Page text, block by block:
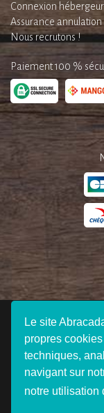
Le site
propres
techniques,
navigant sur
notre utilisation
Connexion hébergeur
Assurance annulation
Nous recrutons !
Paiement 100 %
QUI SOMMES-NOUS
CONNEXION
© 2012 - 2026
agence de voyage et ne